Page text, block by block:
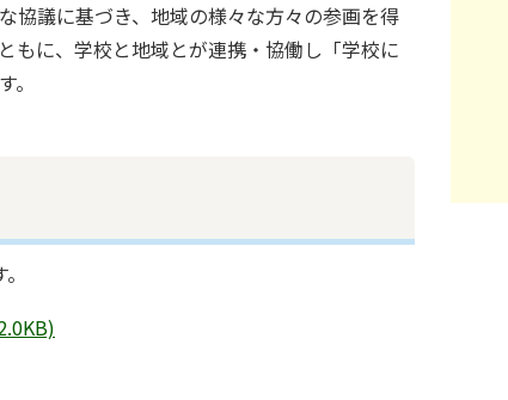
協議に基づき、地域の様々な方々の参画を得
もに、学校と地域とが連携・協働し「学校に